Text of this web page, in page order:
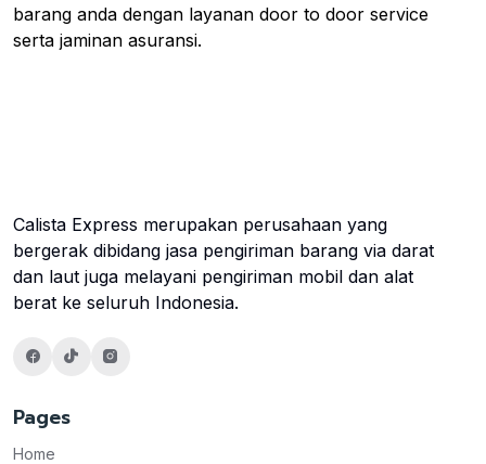
barang anda dengan layanan door to door service
serta jaminan asuransi.
Calista Express merupakan perusahaan yang
bergerak dibidang jasa pengiriman barang via darat
dan laut juga melayani pengiriman mobil dan alat
berat ke seluruh Indonesia.
Pages
Home